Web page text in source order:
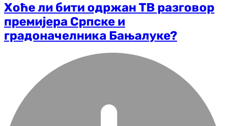
Хоће ли бити одржан ТВ разговор
премијера Српске и
градоначелника Бањалуке?